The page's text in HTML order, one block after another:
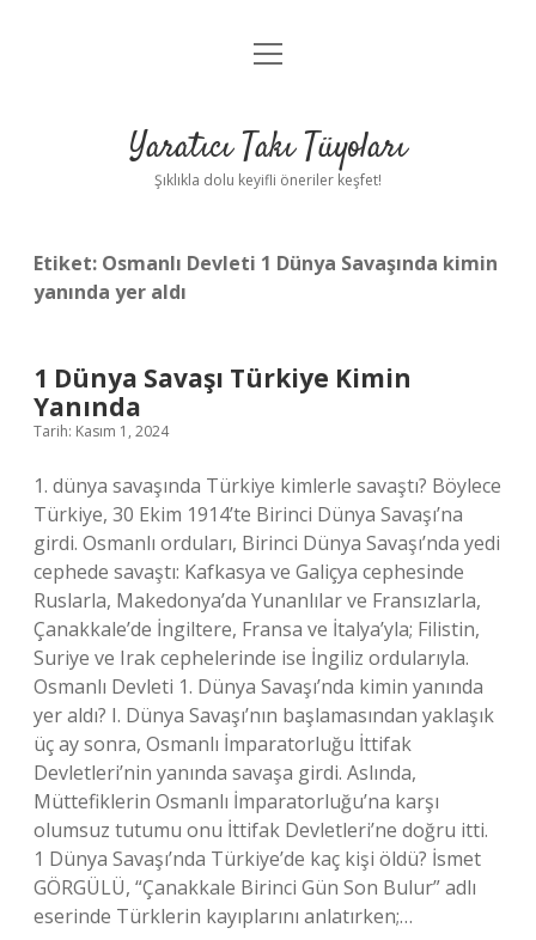
Anasayfa
Yasal Uyarı
menüyü
Yaratıcı Takı Tüyoları
Şıklıkla dolu keyifli öneriler keşfet!
Etiket: Osmanlı Devleti 1 Dünya Savaşında kimin
yanında yer aldı
1 Dünya Savaşı Türkiye Kimin
Yanında
Tarih: Kasım 1, 2024
1. dünya savaşında Türkiye kimlerle savaştı? Böylece
Türkiye, 30 Ekim 1914’te Birinci Dünya Savaşı’na
girdi. Osmanlı orduları, Birinci Dünya Savaşı’nda yedi
cephede savaştı: Kafkasya ve Galiçya cephesinde
Ruslarla, Makedonya’da Yunanlılar ve Fransızlarla,
Çanakkale’de İngiltere, Fransa ve İtalya’yla; Filistin,
Suriye ve Irak cephelerinde ise İngiliz ordularıyla.
Osmanlı Devleti 1. Dünya Savaşı’nda kimin yanında
yer aldı? I. Dünya Savaşı’nın başlamasından yaklaşık
üç ay sonra, Osmanlı İmparatorluğu İttifak
Devletleri’nin yanında savaşa girdi. Aslında,
Müttefiklerin Osmanlı İmparatorluğu’na karşı
olumsuz tutumu onu İttifak Devletleri’ne doğru itti.
1 Dünya Savaşı’nda Türkiye’de kaç kişi öldü? İsmet
GÖRGÜLÜ, “Çanakkale Birinci Gün Son Bulur” adlı
eserinde Türklerin kayıplarını anlatırken;…